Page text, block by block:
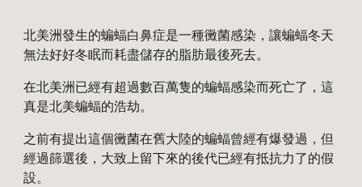
北美洲發生的蝙蝠白鼻症是一種黴菌感染，讓蝙蝠冬天
無法好好冬眠而耗盡儲存的脂肪最後死去。
在北美洲已經有超過數百萬隻的蝙蝠感染而死亡了，這
真是北美蝙蝠的浩劫。
之前有提出這個黴菌在舊大陸的蝙蝠曾經有爆發過，但
經過篩選後，大致上留下來的後代已經有抵抗力了的假
設。